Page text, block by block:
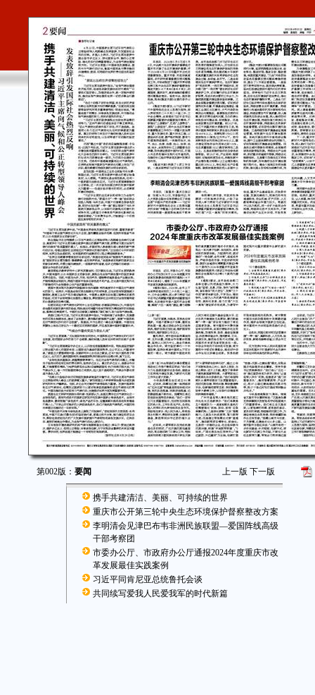
第002版： 要闻 上一版 下一版
携手共建清洁、美丽、可持续的世界
重庆市公开第三轮中央生态环境保护督察整改方案
李明清会见津巴布韦非洲民族联盟—爱国阵线高级
干部考察团
市委办公厅、市政府办公厅通报2024年度重庆市改
革发展最佳实践案例
习近平同肯尼亚总统鲁托会谈
共同续写爱我人民爱我军的时代新篇